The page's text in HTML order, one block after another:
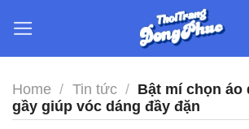
content
Home / Tin tức / Bật mí chọn
gầy giúp vóc dáng đầy đặn